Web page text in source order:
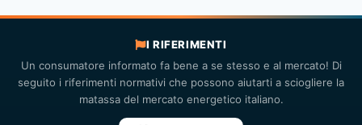
I RIFERIMENTI
Un consumatore informato fa bene a se stesso e al mercato! Di
seguito i riferimenti normativi che possono aiutarti a sciogliere la
matassa del mercato energetico italiano.